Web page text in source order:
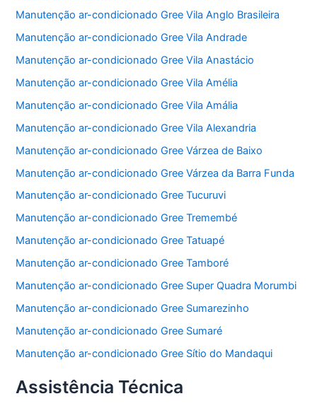
Manutenção ar-condicionado Gree Vila Anglo Brasileira
Manutenção ar-condicionado Gree Vila Andrade
Manutenção ar-condicionado Gree Vila Anastácio
Manutenção ar-condicionado Gree Vila Amélia
Manutenção ar-condicionado Gree Vila Amália
Manutenção ar-condicionado Gree Vila Alexandria
Manutenção ar-condicionado Gree Várzea de Baixo
Manutenção ar-condicionado Gree Várzea da Barra Funda
Manutenção ar-condicionado Gree Tucuruvi
Manutenção ar-condicionado Gree Tremembé
Manutenção ar-condicionado Gree Tatuapé
Manutenção ar-condicionado Gree Tamboré
Manutenção ar-condicionado Gree Super Quadra Morumbi
Manutenção ar-condicionado Gree Sumarezinho
Manutenção ar-condicionado Gree Sumaré
Manutenção ar-condicionado Gree Sítio do Mandaqui
Assistência Técnica